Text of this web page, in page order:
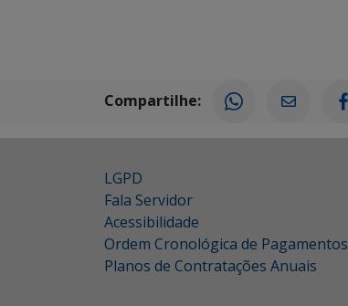
Compartilhe:
LGPD
Fala Servidor
Acessibilidade
Ordem Cronológica de Pagamentos
Planos de Contratações Anuais